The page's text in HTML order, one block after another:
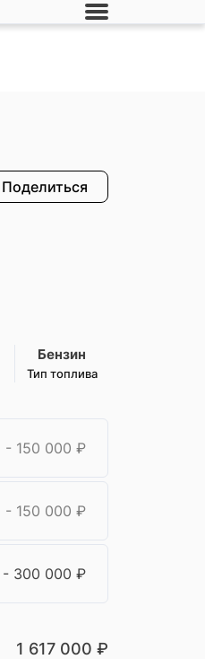
Поделиться
Бензин
Тип топлива
- 150 000 ₽
- 150 000 ₽
- 300 000 ₽
1 617 000 ₽